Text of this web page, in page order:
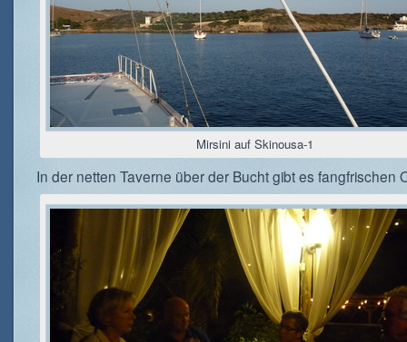
Mirsini auf Skinousa-1
In der netten Taverne über der Bucht gibt es fangfrischen